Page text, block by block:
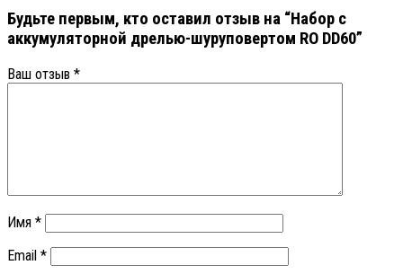
Будьте первым, кто оставил отзыв на “Набор с
аккумуляторной дрелью-шуруповертом RO DD60”
Ваш отзыв *
Имя *
Email *